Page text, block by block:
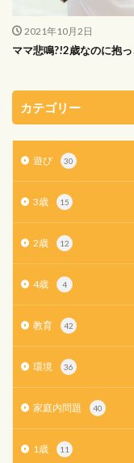
2021年10月2日
ママ悲鳴?!2歳なのに抱
カテゴリー
遊び 30
3歳 15
2歳 12
4歳 4
教育 42
環境 36
家庭内問題 40
1歳 11